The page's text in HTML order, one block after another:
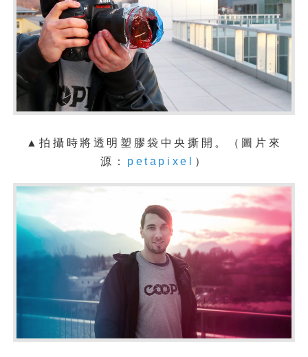
▲拍攝時將透明塑膠袋中央撕開。（圖片來
源： petapixel ）